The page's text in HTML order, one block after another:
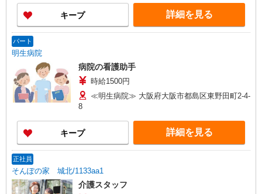
当 10,000円 ・処遇改善手当 42,000円（実
務者・初任者研修修了者は22,000円） ・処遇改善
支援補助金 16,000円 ・夜勤手当 5,000円/
（月給×12ヶ月＋賞与：基本給×4ヶ月）
キープ 詳細を見る
パート
明生病院
病院の看護助手
時給1500円
≪明生病院≫ 大阪府大阪市都島区東野田町2-4-
8
キープ 詳細を見る
正社員
そんぽの家 城北/1133aa1
介護スタッフ